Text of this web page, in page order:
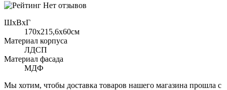
Нет отзывов
ШхВхГ
170x215,6х60см
Материал корпуса
ЛДСП
Материал фасада
МДФ
Мы хотим, чтобы доставка товаров нашего магазина прошла с